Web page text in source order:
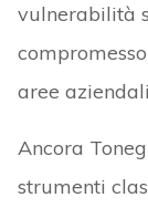
vulnerabilità
aree
Ancora
strumenti